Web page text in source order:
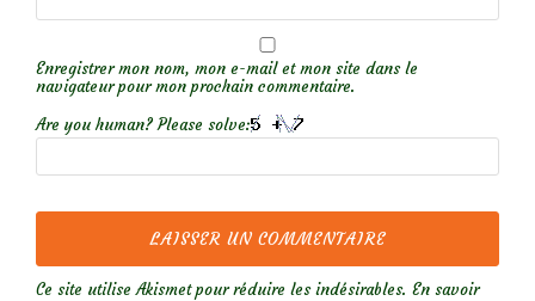
Enregistrer mon nom, mon e-mail et mon site dans le
navigateur pour mon prochain commentaire.
Are you human? Please solve:
Ce site utilise Akismet pour réduire les indésirables. En savoir